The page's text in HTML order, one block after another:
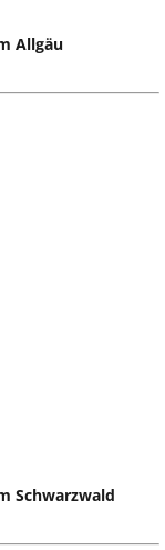
Allgäu
Schwarzwald